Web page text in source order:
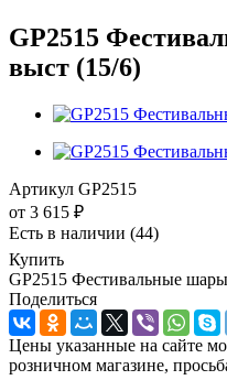
GP2515
выст (15/6)
Артикул GP2515
от 3 615 ₽
Есть в наличии (44)
Купить
GP2515 Фестивальные
Поделиться
Цены указанные на сайте
розничном магазине,